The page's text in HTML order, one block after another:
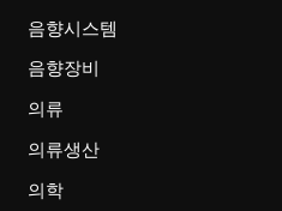
음향시스템
음향장비
의류
의류생산
의학